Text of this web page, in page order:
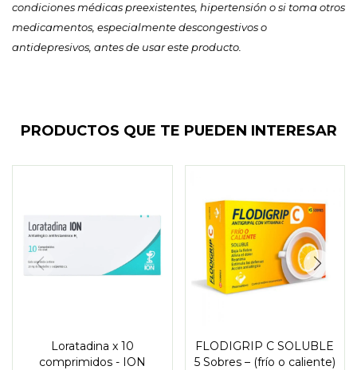
condiciones médicas preexistentes, hipertensión o si toma otros
medicamentos, especialmente descongestivos o
antidepresivos, antes de usar este producto.
PRODUCTOS QUE TE PUEDEN INTERESAR
Loratadina x 10
comprimidos - ION
FLODIGRIP C SOLUBLE
5 Sobres – (frío o caliente)